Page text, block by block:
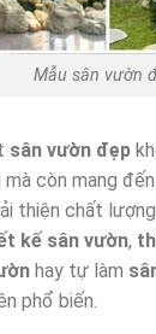
Mẫu sân vườn
sân vườn đẹp
mà còn mang
thiện chất
kế sân vườn,
hay tự làm
phổ biến.